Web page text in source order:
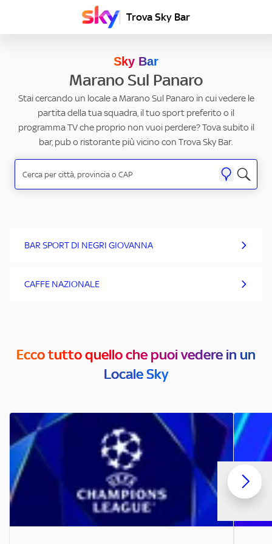
Trova Sky Bar
Sky Bar
Marano Sul Panaro
Stai cercando un locale a Marano Sul Panaro in cui vedere le
partita della tua squadra, il tuo sport preferito o il
programma TV che proprio non vuoi perdere? Tova subito il
bar, pub o ristorante più vicino con Trova Sky Bar.
BAR SPORT DI NEGRI GIOVANNA
CAFFE NAZIONALE
Ecco tutto quello che puoi vedere in un
Locale Sky